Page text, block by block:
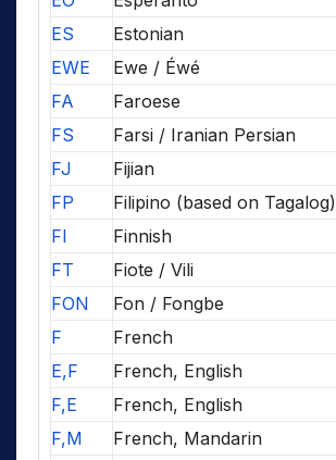
ES
Estonian
EWE
Ewe / Éwé
FA
Faroese
FS
Farsi / Iranian Persian
FJ
Fijian
FP
Filipino (based on Tagalog)
FI
Finnish
FT
Fiote / Vili
FON
Fon / Fongbe
F
French
E,F
French, English
F,E
French, English
F,M
French, Mandarin